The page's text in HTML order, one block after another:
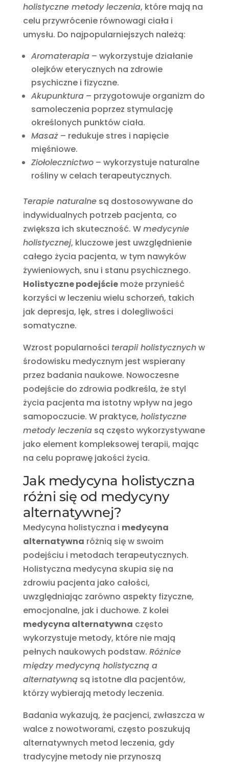
holistyczne metody leczenia, które mają na
celu przywrócenie równowagi ciała i
umysłu. Do najpopularniejszych należą:
Aromaterapia– wykorzystuje działanie
olejków eterycznych na zdrowie
psychiczne i fizyczne.
Akupunktura– przygotowuje organizm do
samoleczenia poprzez stymulację
określonych punktów ciała.
Masaż– redukuje stres i napięcie
mięśniowe.
Ziołolecznictwo– wykorzystuje naturalne
rośliny w celach terapeutycznych.
Terapie naturalnesą dostosowywane do
indywidualnych potrzeb pacjenta, co
zwiększa ich skuteczność. Wmedycynie
holistycznej, kluczowe jest uwzględnienie
całego życia pacjenta, w tym nawyków
żywieniowych, snu i stanu psychicznego.
Holistyczne podejściemoże przynieść
korzyści w leczeniu wielu schorzeń, takich
jak depresja, lęk, stres i dolegliwości
somatyczne.
Wzrost popularności terapii holistycznychw
środowisku medycznym jest wspierany
przez badania naukowe. Nowoczesne
podejście do zdrowia podkreśla, że styl
życia pacjenta ma istotny wpływ na jego
samopoczucie. W praktyce, holistyczne
metody leczeniasą często wykorzystywane
jako element kompleksowej terapii, mając
na celu poprawę jakości życia.
Jak medycyna holistyczna
różni się od medycyny
alternatywnej?
Medycyna holistyczna i medycyna
alternatywna różnią się w swoim
podejściu i metodach terapeutycznych.
Holistyczna medycyna skupia się na
zdrowiu pacjenta jako całości,
uwzględniając zarówno aspekty fizyczne,
emocjonalne, jak i duchowe. Z kolei
medycyna alternatywna często
wykorzystuje metody, które nie mają
pełnych naukowych podstaw. Różnice
między medycyną holistyczną a
alternatywnąsą istotne dla pacjentów,
którzy wybierają metody leczenia.
Badania wykazują, że pacjenci, zwłaszcza w
walce z nowotworami, często poszukują
alternatywnych metod leczenia, gdy
tradycyjne metody nie przynoszą